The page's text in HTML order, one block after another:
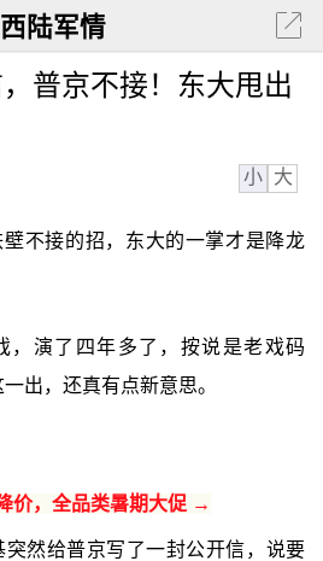
西陆军情
普京不接！东大甩出
小 大
不接的招，东大的一掌才是降龙
，演了四年多了，按说是老戏码
出，还真有点新意思。
价，全品类暑期大促 →
然给普京写了一封公开信，说要